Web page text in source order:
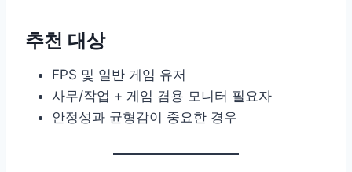
추천 대상
FPS 및 일반 게임 유저
사무/작업 + 게임 겸용 모니터 필요자
안정성과 균형감이 중요한 경우